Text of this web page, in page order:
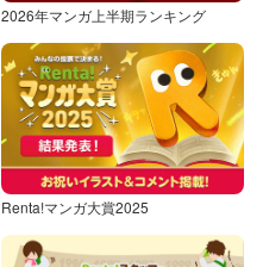
2026年マンガ上半期ランキング
Renta!マンガ大賞2025